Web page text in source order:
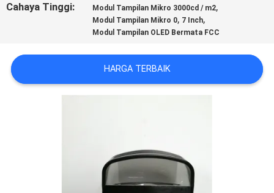
SHOPPING
PETA
Cahaya Tinggi: Modul Tampilan Mikro 3000cd / m2,
Modul Tampilan Mikro 0, 7 Inch,
Modul Tampilan OLED Bermata FCC
HARGA TERBAIK